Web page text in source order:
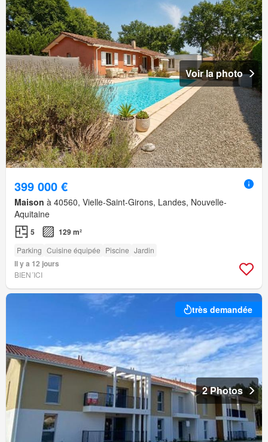
Voir la photo
399 000 €
Maison à 40560, Vielle-Saint-Girons, Landes, Nouvelle-
Aquitaine
5 129 m²
Parking Cuisine équipée Piscine Jardin
Il y a 12 jours
BIEN´ICI
très demandée
2 Photos